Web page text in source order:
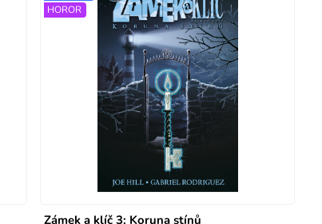
Zámek a klíč 3: Koruna stínů
HOROR